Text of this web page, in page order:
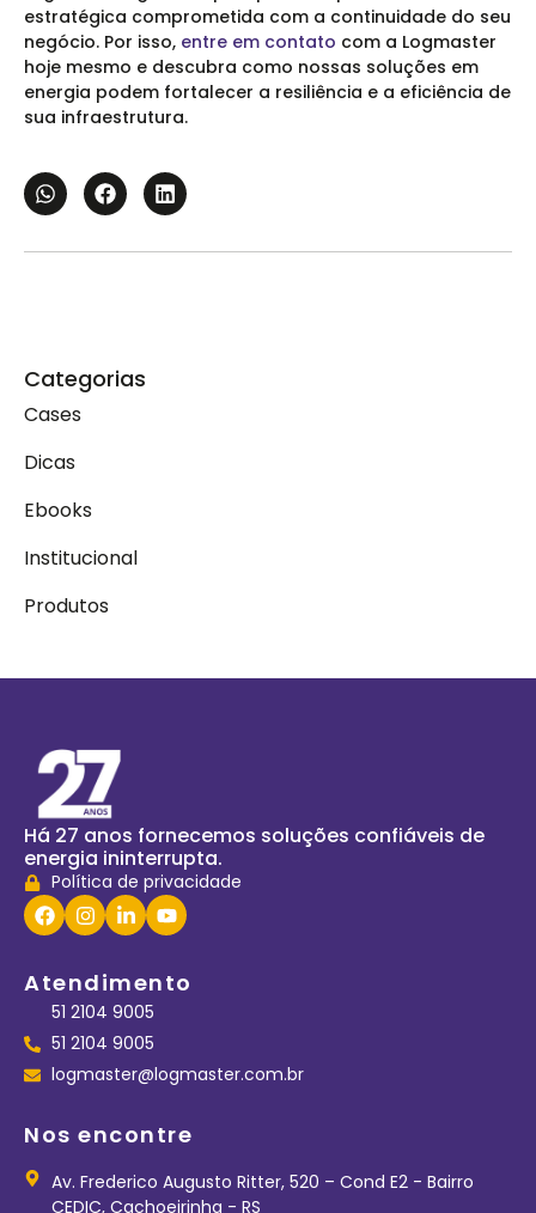
estratégica comprometida com a continuidade do seu
negócio. Por isso, entre em contato com a Logmaster
hoje mesmo e descubra como nossas soluções em
energia podem fortalecer a resiliência e a eficiência de
sua infraestrutura.
Categorias
Cases
Dicas
Ebooks
Institucional
Produtos
Há 27 anos fornecemos soluções confiáveis de
energia ininterrupta.
Política de privacidade
Atendimento
51 2104 9005
51 2104 9005
logmaster@logmaster.com.br
Nos encontre
Av. Frederico Augusto Ritter, 520 – Cond E2 - Bairro
CEDIC, Cachoeirinha - RS